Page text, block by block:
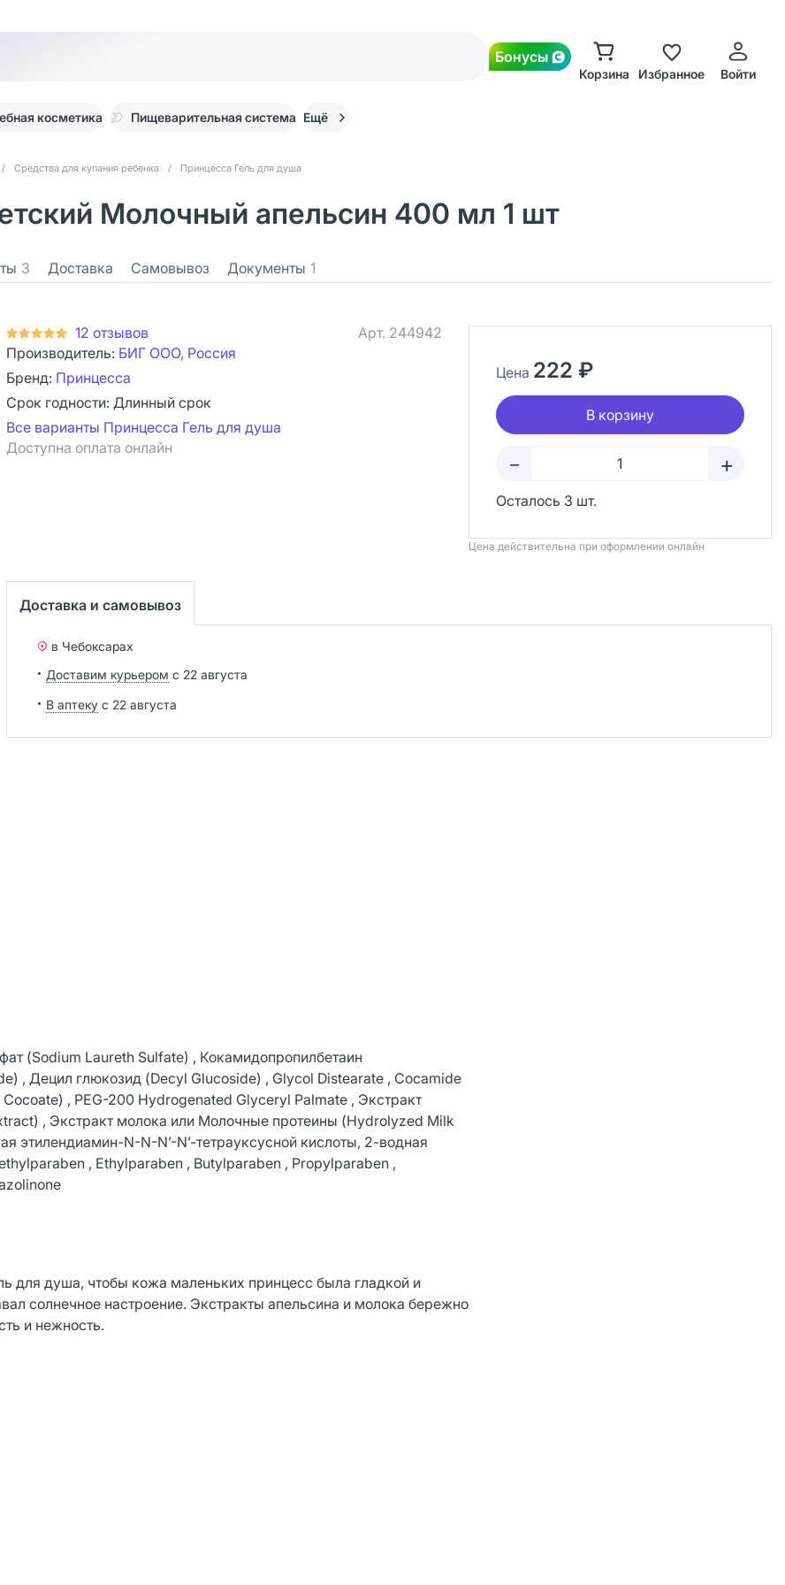
Бонусы
Корзина Избранное Войти
косметика Пищеварительная система Ещё
/ Средства для купания ребенка / Принцесса Гель для душа
Молочный апельсин 400 мл 1 шт
3 Доставка Самовывоз Документы 1
12 отзывов Арт. 244942
Производитель: БИГ ООО, Россия
Бренд: Принцесса
Срок годности: Длинный срок
Все варианты Принцесса Гель для душа
Доступна оплата онлайн
Цена 222 ₽
В корзину
– +
Осталось 3 шт.
Цена действительна при оформлении онлайн
Доставка и самовывоз
в Чебоксарах
Доставим курьером с 22 августа
В аптеку с 22 августа
(Sodium Laureth Sulfate) , Кокамидопропилбетаин
, Децил глюкозид (Decyl Glucoside) , Glycol Distearate , Cocamide
, PEG-200 Hydrogenated Glyceryl Palmate , Экстракт
, Экстракт молока или Молочные протеины (Hydrolyzed Milk
этилендиамин-N-N-N’-N’-тетрауксусной кислоты, 2-водная
, Ethylparaben , Butylparaben , Propylparaben ,
для душа, чтобы кожа маленьких принцесс была гладкой и
солнечное настроение. Экстракты апельсина и молока бережно
и нежность.